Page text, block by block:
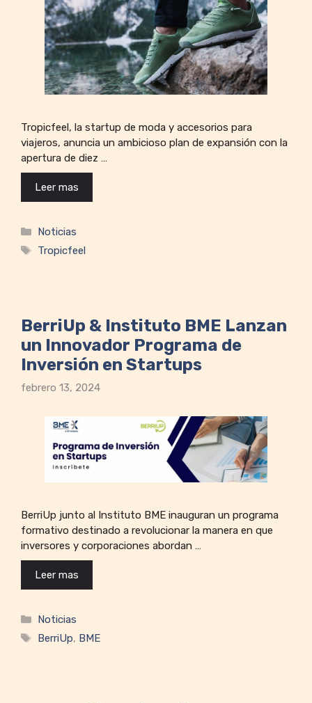
Tropicfeel, la startup de moda y accesorios para
viajeros, anuncia un ambicioso plan de expansión con la
apertura de diez …
Leer mas
Categorías
Noticias
Etiquetas
Tropicfeel
BerriUp & Instituto BME Lanzan
un Innovador Programa de
Inversión en Startups
febrero 13, 2024
BerriUp junto al Instituto BME inauguran un programa
formativo destinado a revolucionar la manera en que
inversores y corporaciones abordan …
Leer mas
Categorías
Noticias
Etiquetas
BerriUp, BME